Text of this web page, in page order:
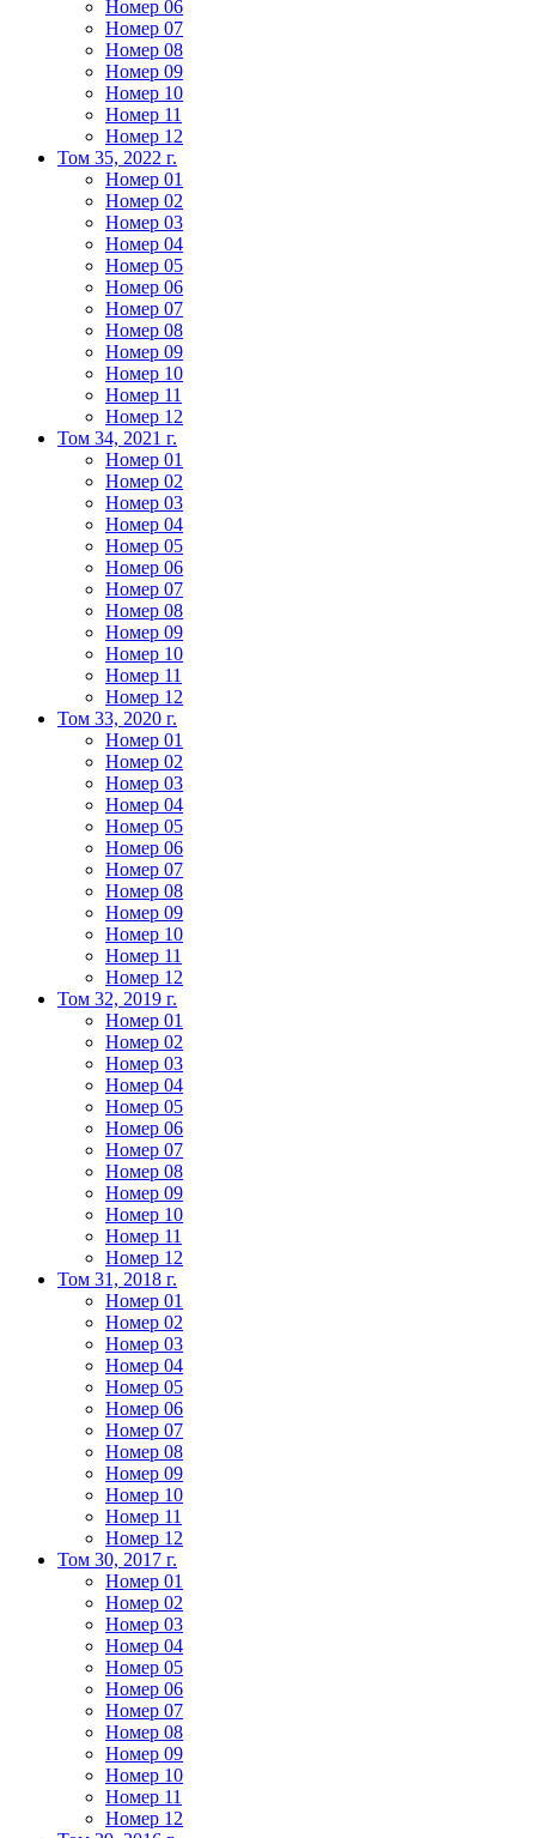
Номер 06
Номер 07
Номер 08
Номер 09
Номер 10
Номер 11
Номер 12
Том 35, 2022 г.
Номер 01
Номер 02
Номер 03
Номер 04
Номер 05
Номер 06
Номер 07
Номер 08
Номер 09
Номер 10
Номер 11
Номер 12
Том 34, 2021 г.
Номер 01
Номер 02
Номер 03
Номер 04
Номер 05
Номер 06
Номер 07
Номер 08
Номер 09
Номер 10
Номер 11
Номер 12
Том 33, 2020 г.
Номер 01
Номер 02
Номер 03
Номер 04
Номер 05
Номер 06
Номер 07
Номер 08
Номер 09
Номер 10
Номер 11
Номер 12
Том 32, 2019 г.
Номер 01
Номер 02
Номер 03
Номер 04
Номер 05
Номер 06
Номер 07
Номер 08
Номер 09
Номер 10
Номер 11
Номер 12
Том 31, 2018 г.
Номер 01
Номер 02
Номер 03
Номер 04
Номер 05
Номер 06
Номер 07
Номер 08
Номер 09
Номер 10
Номер 11
Номер 12
Том 30, 2017 г.
Номер 01
Номер 02
Номер 03
Номер 04
Номер 05
Номер 06
Номер 07
Номер 08
Номер 09
Номер 10
Номер 11
Номер 12